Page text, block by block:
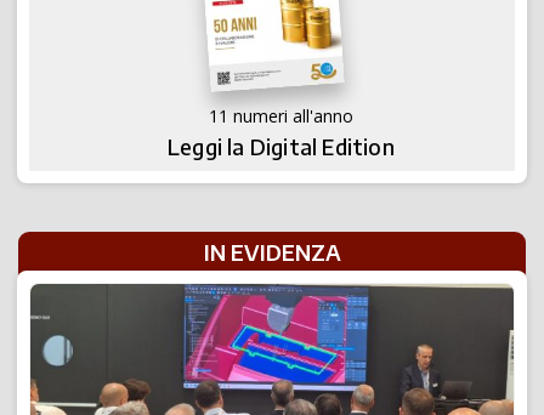
11 numeri all'anno
Leggi la Digital Edition
IN EVIDENZA